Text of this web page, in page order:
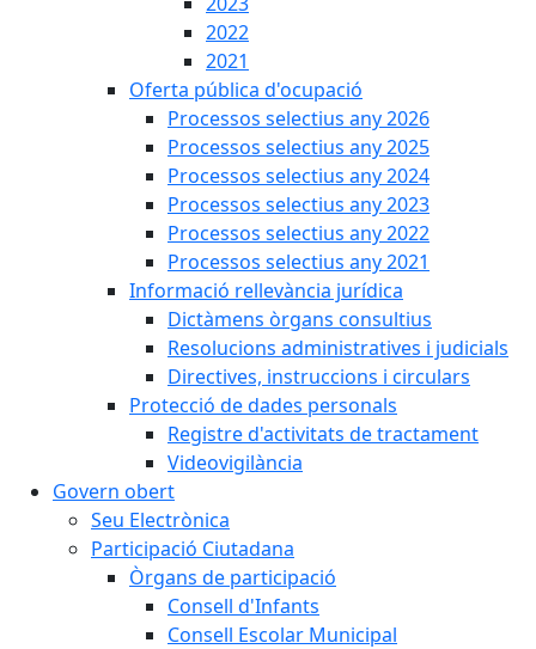
2022
2021
Oferta pública d'ocupació
Processos selectius any 2026
Processos selectius any 2025
Processos selectius any 2024
Processos selectius any 2023
Processos selectius any 2022
Processos selectius any 2021
Informació rellevància jurídica
Dictàmens òrgans consultius
Resolucions administratives i judicials
Directives, instruccions i circulars
Protecció de dades personals
Registre d'activitats de tractament
Videovigilància
Govern obert
Seu Electrònica
Participació Ciutadana
Òrgans de participació
Consell d'Infants
Consell Escolar Municipal